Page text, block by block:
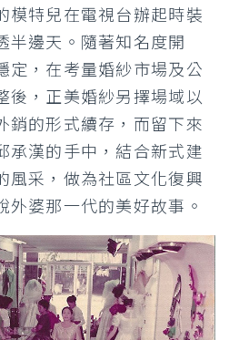
模特兒在電視台辦起時裝
半邊天。隨著知名度開
定，在考量婚紗市場及公
後，正美婚紗另擇場域以
銷的形式續存，而留下來
承漢的手中，結合新式建
風采，做為社區文化復興
外婆那一代的美好故事。